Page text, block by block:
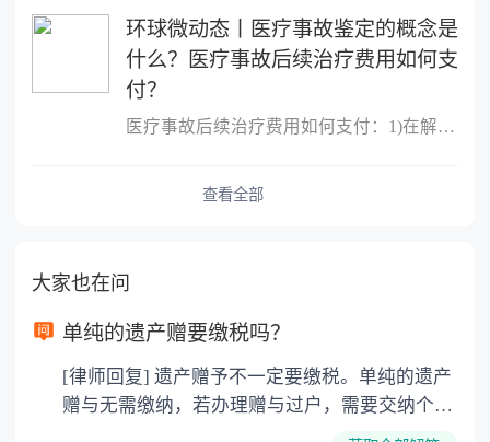
环球微动态丨医疗事故鉴定的概念是
什么？医疗事故后续治疗费用如何支
付？
医疗事故后续治疗费用如何支付：1)在解决医疗事故赔偿时(即结案时)
查看全部
大家也在问
单纯的遗产赠要缴税吗？
[律师回复] 遗产赠予不一定要缴税。单纯的遗产
赠与无需缴纳，若办理赠与过户，需要交纳个人
所得税、契税和公证费。赠与过户是没有增值税